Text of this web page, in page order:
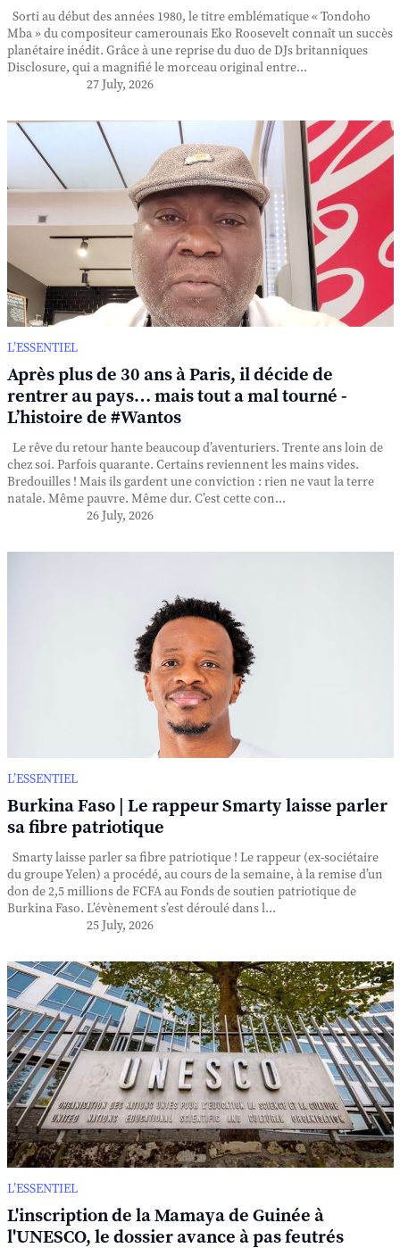
Sorti au début des années 1980, le titre emblématique « Tondoho
Mba » du compositeur camerounais Eko Roosevelt connaît un succès
planétaire inédit. Grâce à une reprise du duo de DJs britanniques
Disclosure, qui a magnifié le morceau original entre...
27 July, 2026
L’ESSENTIEL
Après plus de 30 ans à Paris, il décide de
rentrer au pays… mais tout a mal tourné -
L’histoire de #Wantos
Le rêve du retour hante beaucoup d’aventuriers. Trente ans loin de
chez soi. Parfois quarante. Certains reviennent les mains vides.
Bredouilles ! Mais ils gardent une conviction : rien ne vaut la terre
natale. Même pauvre. Même dur. C’est cette con...
26 July, 2026
L’ESSENTIEL
Burkina Faso | Le rappeur Smarty laisse parler
sa fibre patriotique
Smarty laisse parler sa fibre patriotique ! Le rappeur (ex-sociétaire
du groupe Yelen) a procédé, au cours de la semaine, à la remise d’un
don de 2,5 millions de FCFA au Fonds de soutien patriotique de
Burkina Faso. L’évènement s’est déroulé dans l...
25 July, 2026
L’ESSENTIEL
L'inscription de la Mamaya de Guinée à
l'UNESCO, le dossier avance à pas feutrés